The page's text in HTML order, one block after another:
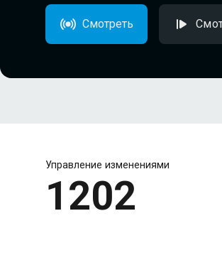
Смотреть
Управление изменениями
1202